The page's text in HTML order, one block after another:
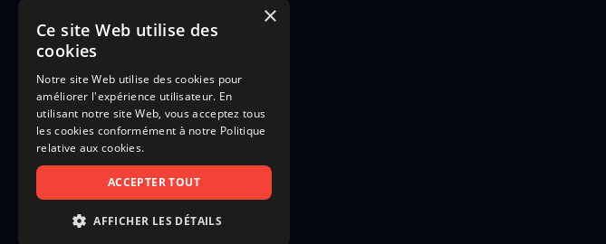
×
Ce site Web utilise des
cookies
Notre site Web utilise des cookies pour
améliorer l'expérience utilisateur. En
utilisant notre site Web, vous acceptez tous
les cookies conformément à notre Politique
relative aux cookies.
ACCEPTER TOUT
AFFICHER LES DÉTAILS